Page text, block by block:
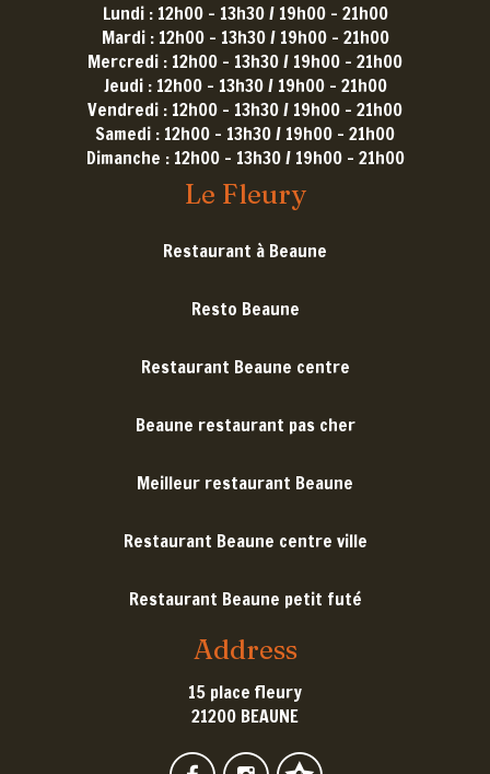
Lundi : 12h00 - 13h30 / 19h00 - 21h00
Mardi : 12h00 - 13h30 / 19h00 - 21h00
Mercredi : 12h00 - 13h30 / 19h00 - 21h00
Jeudi : 12h00 - 13h30 / 19h00 - 21h00
Vendredi : 12h00 - 13h30 / 19h00 - 21h00
Samedi : 12h00 - 13h30 / 19h00 - 21h00
Dimanche : 12h00 - 13h30 / 19h00 - 21h00
Le Fleury
Restaurant à Beaune
Resto Beaune
Restaurant Beaune centre
Beaune restaurant pas cher
Meilleur restaurant Beaune
Restaurant Beaune centre ville
Restaurant Beaune petit futé
Address
15 place fleury
21200 BEAUNE